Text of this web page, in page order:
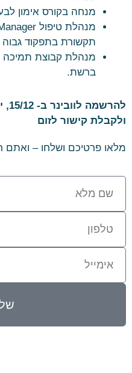
מנחה בקורס אימון
תקשורת בתפקוד גבוה
מנהלת קבוצת תמיכה
ברשת.
להרשמה לוובינר ב- 15/12, יום א', בשעה 20:00
ולקבלת קישור לזום
מלאו פרטיכם ושלחו – ואתם